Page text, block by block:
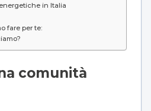
in Italia
fare per te:
comunità